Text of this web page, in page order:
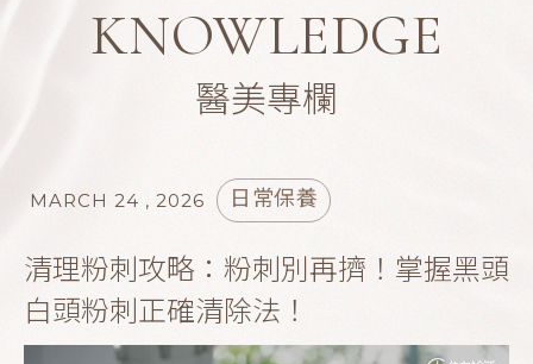
KNOWLEDGE
醫美專欄
MARCH 24 , 2026 日常保養
清理粉刺攻略：粉刺別再擠！掌握黑頭
白頭粉刺正確清除法！